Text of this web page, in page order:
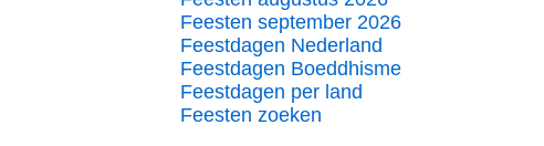
Feesten september 2026
Feestdagen Nederland
Feestdagen Boeddhisme
Feestdagen per land
Feesten zoeken